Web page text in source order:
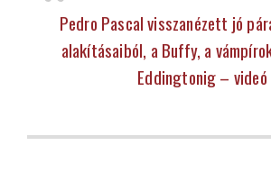
Pedro Pascal visszanézett jó
alakításaiból, a Buffy, a
Eddingtonig – videó